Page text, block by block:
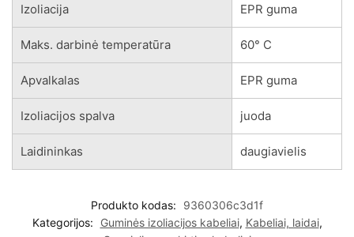
Izoliacija EPR guma
Maks. darbinė temperatūra 60° C
Apvalkalas EPR guma
Izoliacijos spalva juoda
Laidininkas daugiavielis
Produkto kodas:
9360306c3d1f
Kategorijos:
Guminės izoliacijos kabeliai, Kabeliai, laidai,